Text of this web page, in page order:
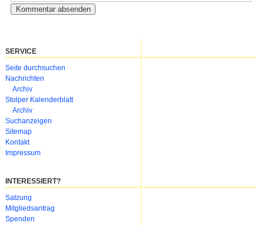
SERVICE
Navigation
überspringen
Seite durchsuchen
Nachrichten
Archiv
Stolper Kalenderblatt
Archiv
Suchanzeigen
Sitemap
Kontakt
Impressum
INTERESSIERT?
Navigation
überspringen
Satzung
Mitgliedsantrag
Spenden